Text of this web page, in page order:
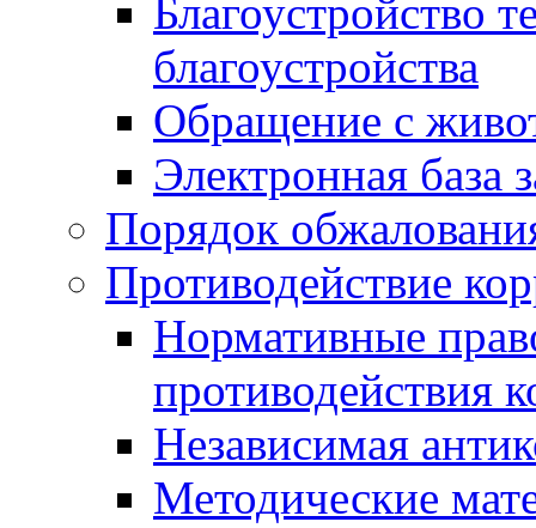
Благоустройство
благоустройства
Обращение с
Электронная база
Порядок
Противодействие
Нормативные
противодействия
Независимая
Методические